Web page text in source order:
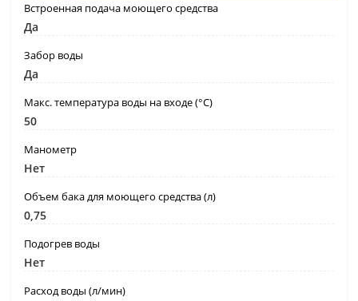
Встроенная подача моющего средства
Да
Забор воды
Да
Макс. температура воды на входе (°C)
50
Манометр
Нет
Объем бака для моющего средства (л)
0,75
Подогрев воды
Нет
Расход воды (л/мин)